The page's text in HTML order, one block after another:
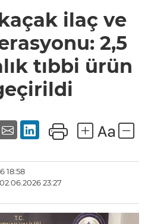
operasyonu:
milyon
ele
ilaç ve
2,5
tıbbi ürün
18:58
23:27